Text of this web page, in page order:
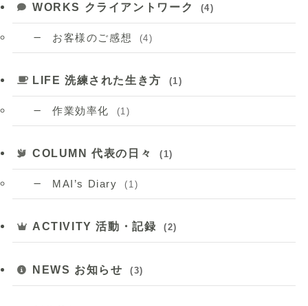
WORKS クライアントワーク (4)
お客様のご感想 (4)
LIFE 洗練された生き方 (1)
作業効率化 (1)
COLUMN 代表の日々 (1)
MAI’s Diary (1)
ACTIVITY 活動・記録 (2)
NEWS お知らせ (3)